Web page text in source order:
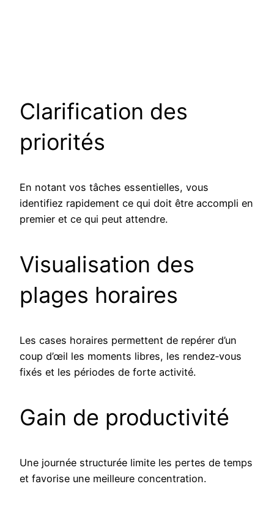
Clarification des
priorités
En notant vos tâches essentielles, vous
identifiez rapidement ce qui doit être accompli en
premier et ce qui peut attendre.
Visualisation des
plages horaires
Les cases horaires permettent de repérer d’un
coup d’œil les moments libres, les rendez‑vous
fixés et les périodes de forte activité.
Gain de productivité
Une journée structurée limite les pertes de temps
et favorise une meilleure concentration.